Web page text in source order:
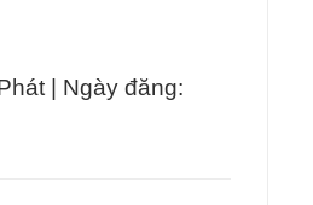
| Ngày đăng: